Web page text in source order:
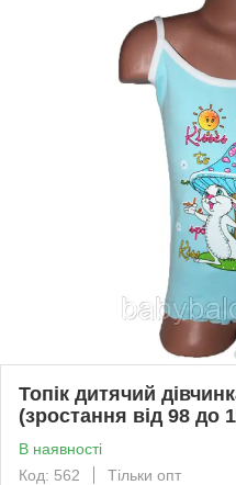
Топік дитячий
(зростання від 98 до
В наявності
Код: 562
Тільки опт